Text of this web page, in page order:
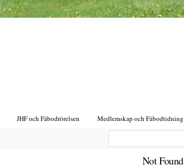
JHF och Fäbodrörelsen Medlemskap och Fäbodtidning
Not Found